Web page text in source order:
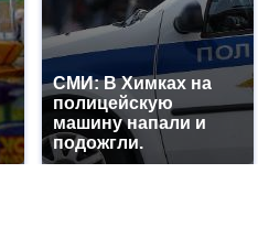
СМИ: В Химках на
полицейскую
машину напали и
подожгли.